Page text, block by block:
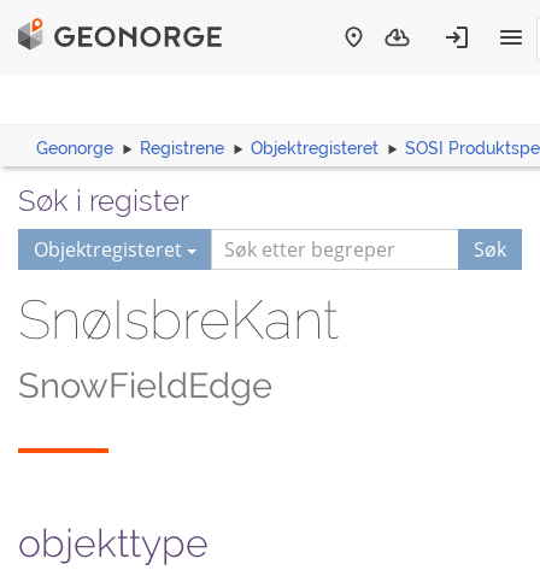
Geonorge Registrene Objektregisteret SOSI
Søk i register
Objektregisteret Søk
SnøIsbreKant
SnowFieldEdge
objekttype